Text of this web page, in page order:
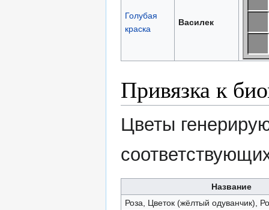
Голубая
краска
Василек
Привязка к
Цветы
Название
Роза, Цветок (жёлтый одуванчик),